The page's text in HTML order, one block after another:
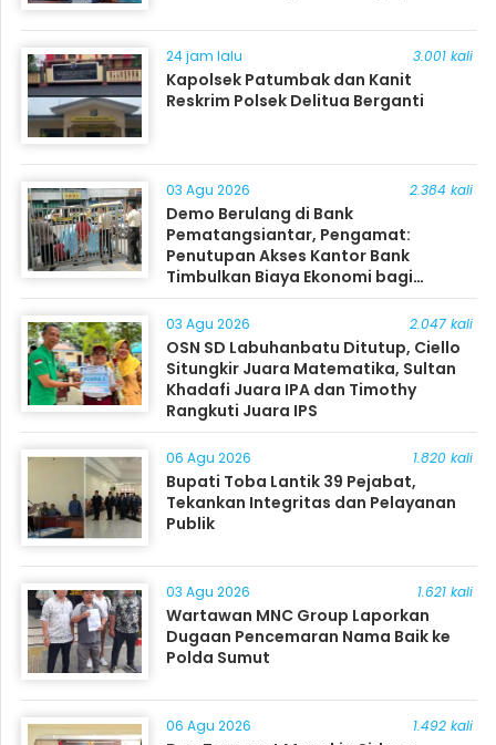
24 jam lalu 3.001 kali
Kapolsek Patumbak dan Kanit
Reskrim Polsek Delitua Berganti
03 Agu 2026 2.384 kali
Demo Berulang di Bank
Pematangsiantar, Pengamat:
Penutupan Akses Kantor Bank
Timbulkan Biaya Ekonomi bagi
Masyarakat
03 Agu 2026 2.047 kali
OSN SD Labuhanbatu Ditutup, Ciello
Situngkir Juara Matematika, Sultan
Khadafi Juara IPA dan Timothy
Rangkuti Juara IPS
06 Agu 2026 1.820 kali
Bupati Toba Lantik 39 Pejabat,
Tekankan Integritas dan Pelayanan
Publik
03 Agu 2026 1.621 kali
Wartawan MNC Group Laporkan
Dugaan Pencemaran Nama Baik ke
Polda Sumut
06 Agu 2026 1.492 kali